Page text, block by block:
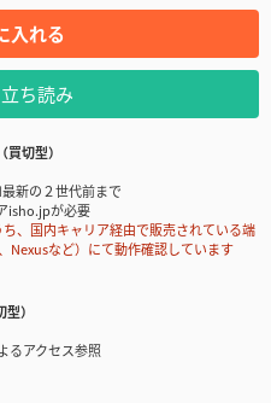
入れる
ち読み
切型）
新の２世代前まで
isho.jpが必要
、国内キャリア経由で販売されている端
Nexusなど）にて動作確認しています
）
るアクセス参照